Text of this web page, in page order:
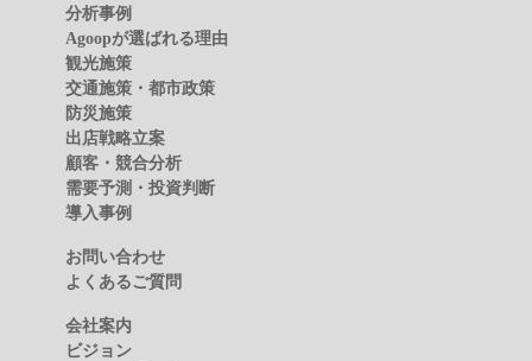
分析事例
Agoopが選ばれる理由
観光施策
交通施策・都市政策
防災施策
出店戦略立案
顧客・競合分析
需要予測・投資判断
導入事例
お問い合わせ
よくあるご質問
会社案内
ビジョン